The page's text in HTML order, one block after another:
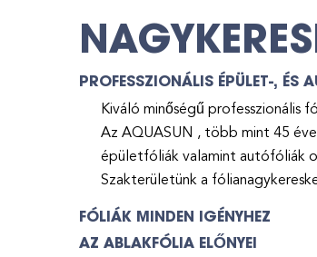
PROFESSZIONÁLIS ÉPÜLET-, ÉS
Kiváló minőségű professzionális
Az AQUASUN , több mint 45
épületfóliák valamint autófóliák
Szakterületünk a
FÓLIÁK MINDEN IGÉNYHEZ
AZ ABLAKFÓLIA ELŐNYEI